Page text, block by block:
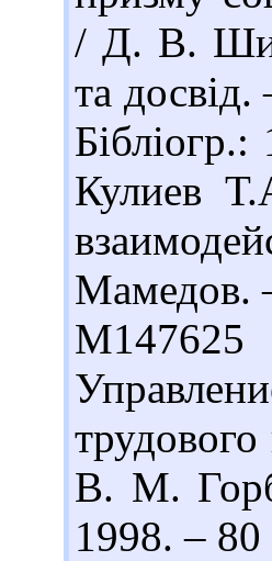
/ Д. В.
та
Кулиев
Мамедов.
В. М.
1998. – 80